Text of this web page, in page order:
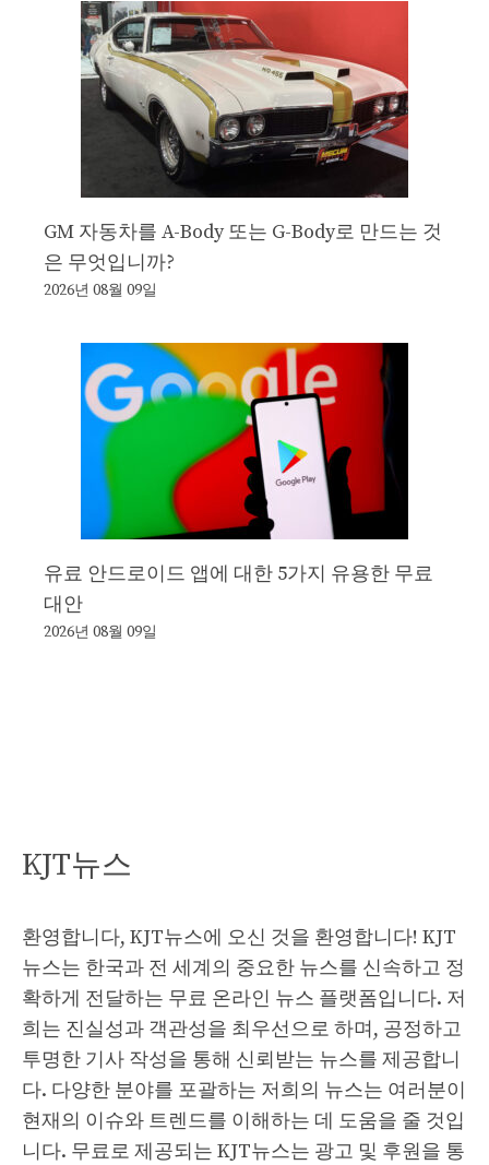
GM 자동차를 A-Body 또는 G-Body로 만드는 것
은 무엇입니까?
2026년 08월 09일
유료 안드로이드 앱에 대한 5가지 유용한 무료
대안
2026년 08월 09일
KJT뉴스
환영합니다, KJT뉴스에 오신 것을 환영합니다! KJT
뉴스는 한국과 전 세계의 중요한 뉴스를 신속하고 정
확하게 전달하는 무료 온라인 뉴스 플랫폼입니다. 저
희는 진실성과 객관성을 최우선으로 하며, 공정하고
투명한 기사 작성을 통해 신뢰받는 뉴스를 제공합니
다. 다양한 분야를 포괄하는 저희의 뉴스는 여러분이
현재의 이슈와 트렌드를 이해하는 데 도움을 줄 것입
니다. 무료로 제공되는 KJT뉴스는 광고 및 후원을 통